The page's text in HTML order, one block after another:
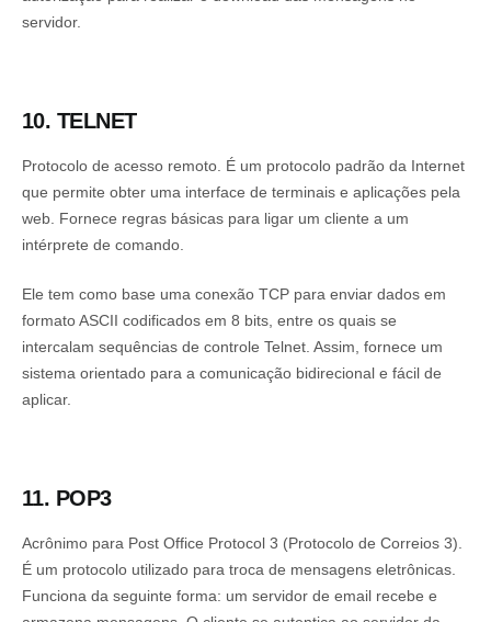
servidor.
10. TELNET
Protocolo de acesso remoto. É um protocolo padrão da Internet
que permite obter uma interface de terminais e aplicações pela
web. Fornece regras básicas para ligar um cliente a um
intérprete de comando.
Ele tem como base uma conexão TCP para enviar dados em
formato ASCII codificados em 8 bits, entre os quais se
intercalam sequências de controle Telnet. Assim, fornece um
sistema orientado para a comunicação bidirecional e fácil de
aplicar.
11. POP3
Acrônimo para Post Office Protocol 3 (Protocolo de Correios 3).
É um protocolo utilizado para troca de mensagens eletrônicas.
Funciona da seguinte forma: um servidor de email recebe e